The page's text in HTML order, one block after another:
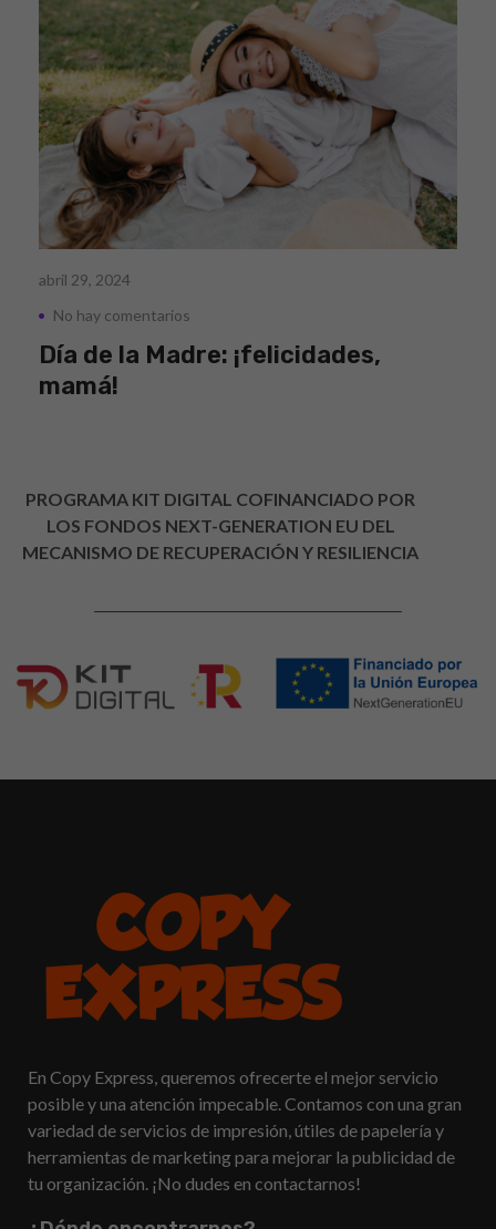
abril 29, 2024
No hay comentarios
Día de la Madre: ¡felicidades,
mamá!
PROGRAMA KIT DIGITAL COFINANCIADO POR
LOS FONDOS NEXT-GENERATION EU DEL
MECANISMO DE RECUPERACIÓN Y RESILIENCIA
En Copy Express, queremos ofrecerte el mejor servicio
posible y una atención impecable. Contamos con una gran
variedad de servicios de impresión, útiles de papelería y
herramientas de marketing para mejorar la publicidad de
tu organización. ¡No dudes en contactarnos!